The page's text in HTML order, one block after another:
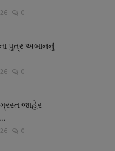
0
પુત્ર અબાનનું
0
જાહેર
0